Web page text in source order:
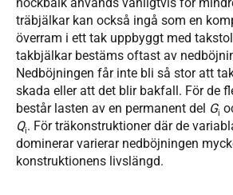
träbjälkar kan också ingå som en
överram i ett tak uppbyggt med
takbjälkar bestäms oftast av
Nedböjningen får inte bli så stor att
skada eller att det blir bakfall. För de
består lasten av en permanent del Gi
Qi. För träkonstruktioner där de
dominerar varierar nedböjningen
konstruktionens livslängd.